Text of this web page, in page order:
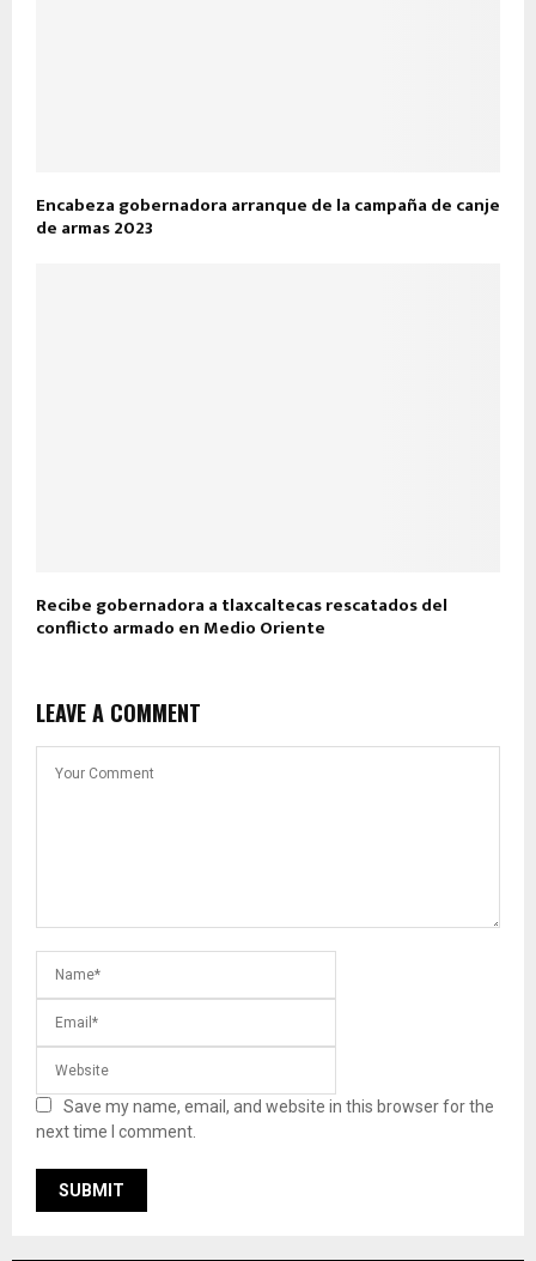
Encabeza gobernadora arranque de la campaña de canje
de armas 2023
Recibe gobernadora a tlaxcaltecas rescatados del
conflicto armado en Medio Oriente
LEAVE A COMMENT
Save my name, email, and website in this browser for the
next time I comment.